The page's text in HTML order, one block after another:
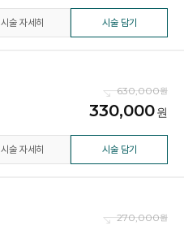
시술 자세히 시술 담기
630,000
330,000
시술 자세히 시술 담기
270,000